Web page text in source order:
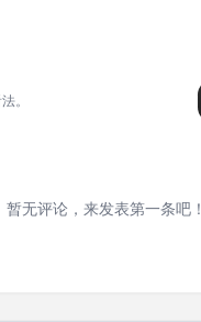
。
暂无评论，来发表第一条吧！